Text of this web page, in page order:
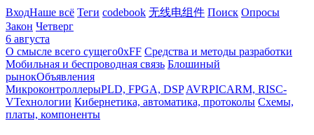
ВходНаше всё Теги codebook 无线电组件 Поиск Опросы
Закон Четверг
6 августа
О смысле всего сущего0xFF Средства и методы разработки
Мобильная и беспроводная связь Блошиный
рынокОбъявления
МикроконтроллерыPLD, FPGA, DSP AVRPICARM, RISC-
VТехнологии Кибернетика, автоматика, протоколы Схемы,
платы, компоненты